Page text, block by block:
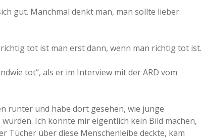
gut. Manchmal denkt man, man sollte lieber
tot ist man erst dann, wenn man richtig tot ist.
tot“, als er im Interview mit der ARD vom
runter und habe dort gesehen, wie junge
Ich konnte mir eigentlich kein Bild machen,
Tücher über diese Menschenleibe deckte, kam